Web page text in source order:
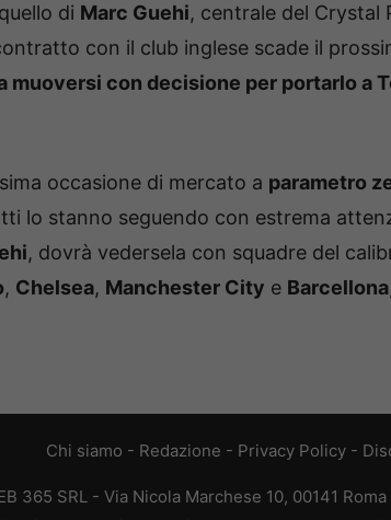
di Marc Guehi, centrale del Crystal
con il club inglese scade il
muoversi con decisione per portarlo a
occasione di mercato a parametro
lo stanno seguendo con estrema
, dovrà vedersela con squadre del
, Chelsea, Manchester City e Barcellona
Chi siamo - Redazione - Privacy Policy -
365 SRL - Via Nicola Marchese 10, 00141